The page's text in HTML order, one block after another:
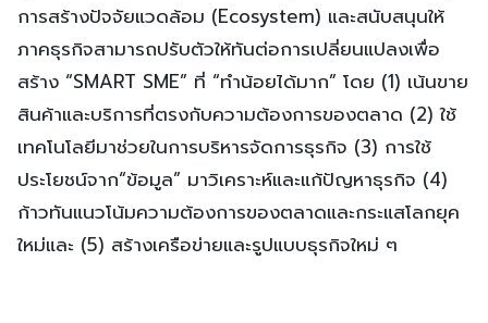
การสร้างปัจจัยแวดล้อม (Ecosystem) และสนับสนุนให้
ภาคธุรกิจสามารถปรับตัวให้ทันต่อการเปลี่ยนแปลงเพื่อ
สร้าง “SMART SME” ที่ “ทำน้อยได้มาก” โดย (1) เน้นขาย
สินค้าและบริการที่ตรงกับความต้องการของตลาด (2) ใช้
เทคโนโลยีมาช่วยในการบริหารจัดการธุรกิจ (3) การใช้
ประโยชน์จาก“ข้อมูล” มาวิเคราะห์และแก้ปัญหาธุรกิจ (4)
ก้าวทันแนวโน้มความต้องการของตลาดและกระแสโลกยุค
ใหม่และ (5) สร้างเครือข่ายและรูปแบบธุรกิจใหม่ ๆ